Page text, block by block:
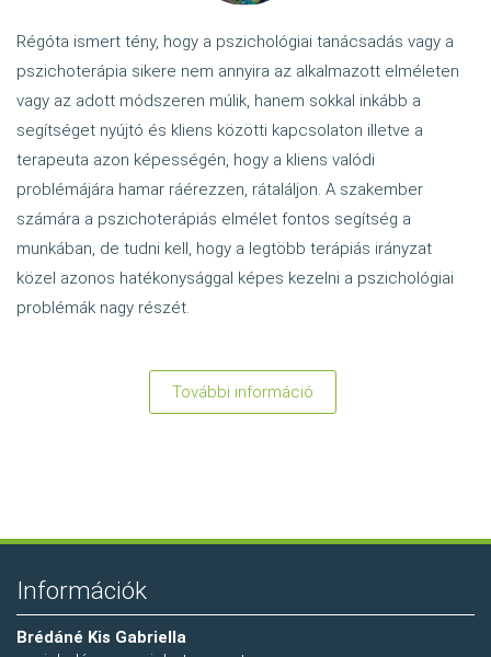
Régóta ismert tény, hogy a pszichológiai tanácsadás vagy a
pszichoterápia sikere nem annyira az alkalmazott elméleten
vagy az adott módszeren múlik, hanem sokkal inkább a
segítséget nyújtó és kliens közötti kapcsolaton illetve a
terapeuta azon képességén, hogy a kliens valódi
problémájára hamar ráérezzen, rátaláljon. A szakember
számára a pszichoterápiás elmélet fontos segítség a
munkában, de tudni kell, hogy a legtöbb terápiás irányzat
közel azonos hatékonysággal képes kezelni a pszichológiai
problémák nagy részét.
További információ
pszichoterapeutát,
Információk
Brédáné Kis Gabriella